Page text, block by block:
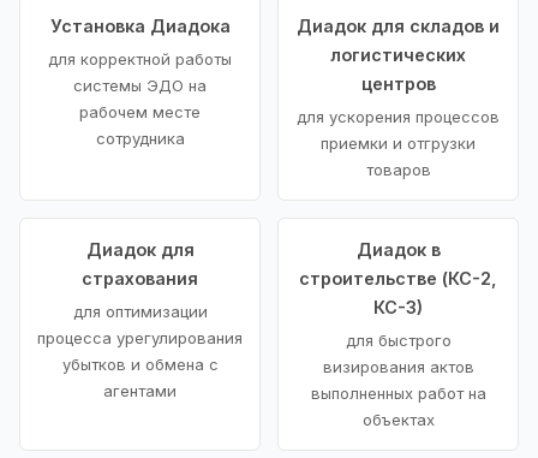
Установка Диадока
для корректной работы
системы ЭДО на
рабочем месте
сотрудника
Диадок для складов и
логистических
центров
для ускорения процессов
приемки и отгрузки
товаров
Диадок для
страхования
для оптимизации
процесса урегулирования
убытков и обмена с
агентами
Диадок в
строительстве (КС-2,
КС-3)
для быстрого
визирования актов
выполненных работ на
объектах